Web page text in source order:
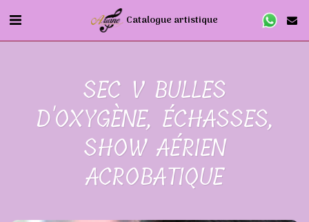
Catalogue artistique
SEC V BULLES
D'OXYGÈNE, ÉCHASSES,
SHOW AÉRIEN
ACROBATIQUE